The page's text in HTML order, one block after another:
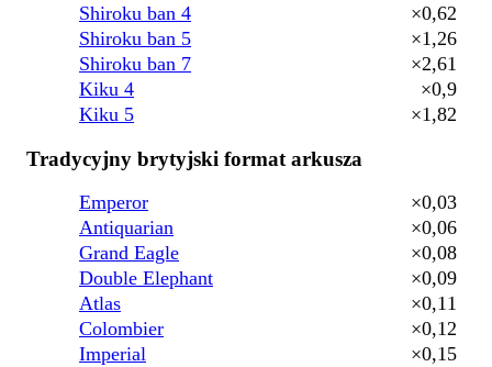
Shiroku ban 4
×0,62
Shiroku ban 5
×1,26
Shiroku ban 7
×2,61
Kiku 4
×0,9
Kiku 5
×1,82
Tradycyjny brytyjski format arkusza
Emperor
×0,03
Antiquarian
×0,06
Grand Eagle
×0,08
Double Elephant
×0,09
Atlas
×0,11
Colombier
×0,12
Imperial
×0,15